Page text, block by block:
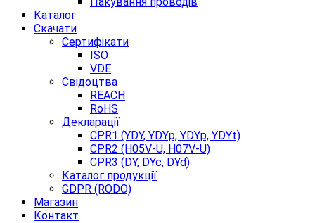
Каталог
Скачати
Сертифікати
ISO
VDE
Свідоцтва
REACH
RoHS
Декларації
CPR1 (YDY, YDYp, YDYp, YDYt)
CPR2 (H05V-U, H07V-U)
CPR3 (DY, DYc, DYd)
Каталог продукції
GDPR (RODO)
Магазин
Контакт